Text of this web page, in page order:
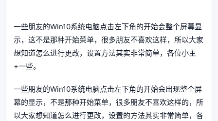
一些朋友的Win10系统电脑点击左下角的开始会整个屏幕显
示，这不是那种开始菜单，很多朋友不喜欢这样，所以大家
想知道怎么进行更改，设置方法其实非常简单，各位小主
+一些。
一些朋友的Win10系统电脑点击左下角的开始会出现整个屏
幕的显示，不是那种开始菜单，很多朋友不喜欢这样的，所
以大家想知道怎么进行更改，设置的方法其实非常简单，各